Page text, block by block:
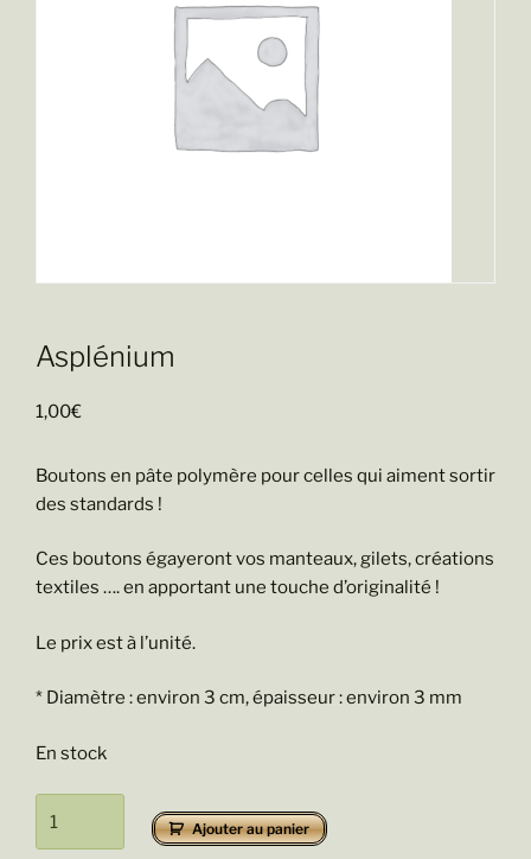
Asplénium
1,00€
Boutons en pâte polymère pour celles qui aiment sortir
des standards !
Ces boutons égayeront vos manteaux, gilets, créations
textiles …. en apportant une touche d’originalité !
Le prix est à l’unité.
* Diamètre : environ 3 cm, épaisseur : environ 3 mm
En stock
de
Ajouter au panier